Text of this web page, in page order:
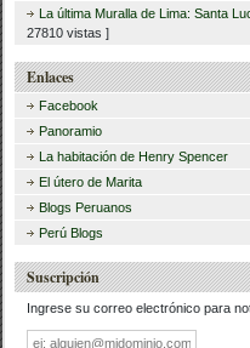
La última Muralla de Lima: Santa
27810 vistas ]
Enlaces
Facebook
Panoramio
La habitación de Henry Spencer
El útero de Marita
Blogs Peruanos
Perú Blogs
Suscripción
Ingrese su correo electrónico para
Dirección